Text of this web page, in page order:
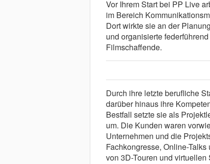
Vor Ihrem Start bei PP Live
im Bereich
Dort wirkte sie an der
und organisierte
Filmschaffende.
Durch ihre letzte berufliche
darüber hinaus ihre
Bestfall setzte sie als
um. Die Kunden waren
Unternehmen und die
Fachkongresse, Online-
von 3D-Touren und virtuellen